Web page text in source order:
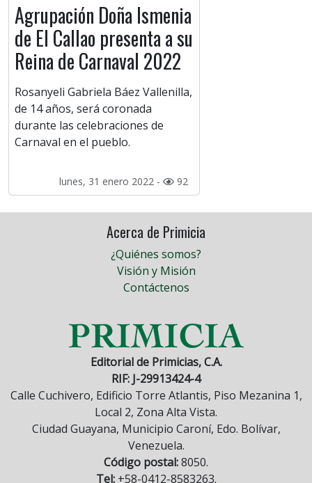
Agrupación Doña Ismenia
de El Callao presenta a su
Reina de Carnaval 2022
Rosanyeli Gabriela Báez Vallenilla,
de 14 años, será coronada
durante las celebraciones de
Carnaval en el pueblo.
lunes, 31 enero 2022 - 92
Acerca de Primicia
¿Quiénes somos?
Visión y Misión
Contáctenos
Editorial de Primicias, C.A.
RIF: J-29913424-4
Calle Cuchivero, Edificio Torre Atlantis, Piso Mezanina 1,
Local 2, Zona Alta Vista.
Ciudad Guayana, Municipio Caroní, Edo. Bolívar,
Venezuela.
Código postal:8050.
Tel:+58-0412-8583263.